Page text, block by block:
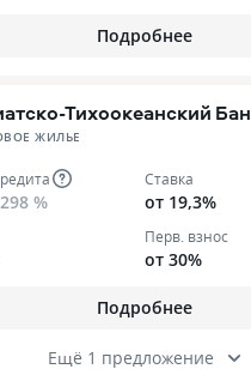
Подробнее
Тихоокеанский
ЖИЛЬЕ
%
Ставка
от 19,3%
Перв. взнос
от 30%
Подробнее
Ещё 1 предложение